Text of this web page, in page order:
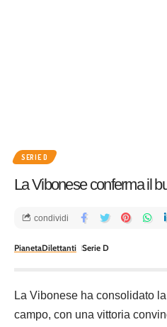
SERIE D
La Vibonese conferma il
PianetaDilettanti Serie D
condividi
La Vibonese ha consolidato
campo, con una vittoria